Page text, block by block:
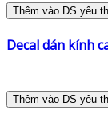
Thêm vào DS yêu
Decal dán kính
Thêm vào DS yêu